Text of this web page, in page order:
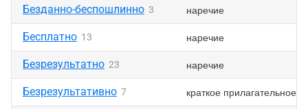
Безданно-беспошлинно 3 наречие
Бесплатно 13 наречие
Безрезультатно 23 наречие
Безрезультативно 7 краткое прилагательное